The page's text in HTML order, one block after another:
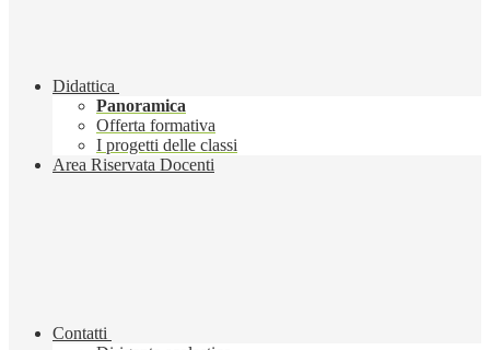
Didattica
Panoramica
Offerta formativa
I progetti delle classi
Area Riservata Docenti
Contatti